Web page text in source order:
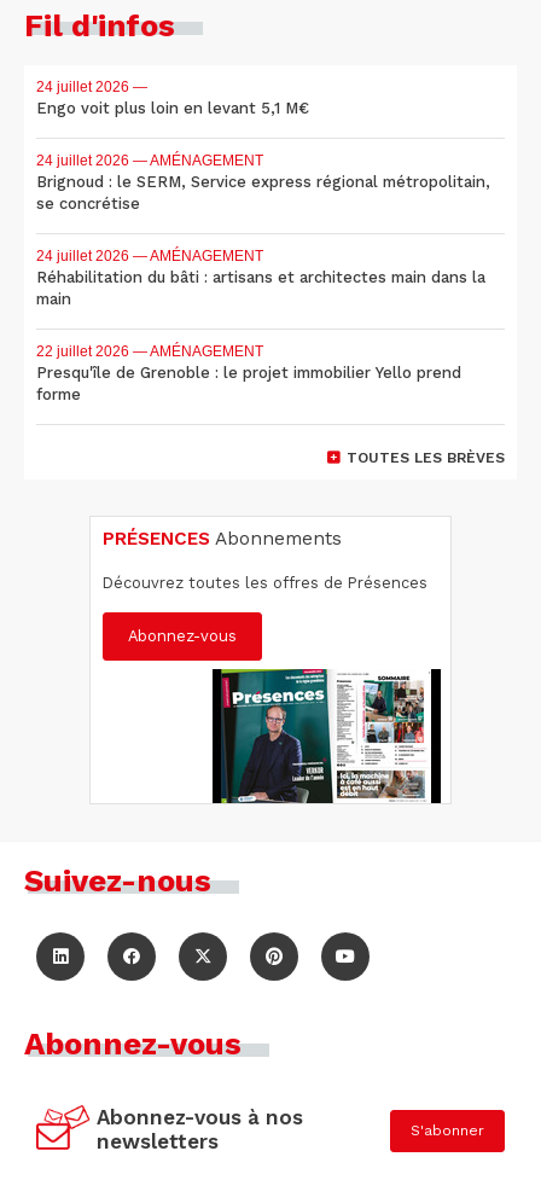
Fil d'infos
24 juillet 2026 —
Engo voit plus loin en levant 5,1 M€
24 juillet 2026 — AMÉNAGEMENT
Brignoud : le SERM, Service express régional métropolitain,
se concrétise
24 juillet 2026 — AMÉNAGEMENT
Réhabilitation du bâti : artisans et architectes main dans la
main
22 juillet 2026 — AMÉNAGEMENT
Presqu'île de Grenoble : le projet immobilier Yello prend
forme
TOUTES LES BRÈVES
PRÉSENCES Abonnements
Découvrez toutes les offres de Présences
Abonnez-vous
Suivez-nous
Abonnez-vous
Abonnez-vous à nos
newsletters
S'abonner